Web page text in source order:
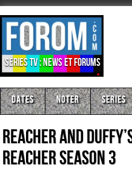
Séries TV : news et forums
Dates Noter Series
Reacher and
REACHER Season 3